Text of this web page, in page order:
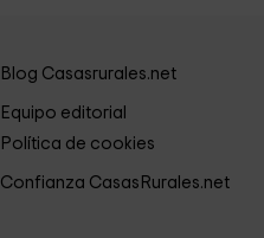
Blog Casasrurales.net
Equipo editorial
Política de cookies
Confianza CasasRurales.net